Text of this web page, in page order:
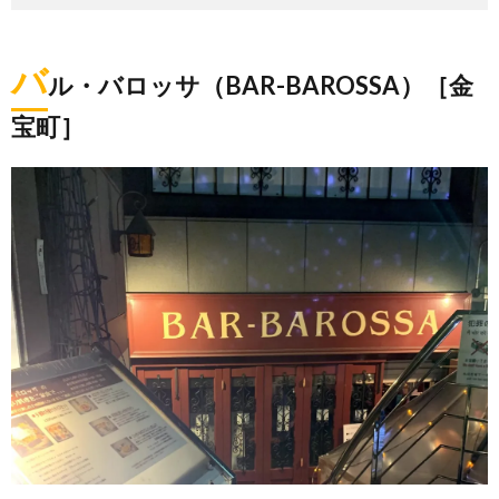
バル・バロッサ（BAR-BAROSSA）［金
宝町］